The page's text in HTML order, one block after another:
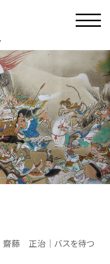
齋藤 正治｜バスを待つ